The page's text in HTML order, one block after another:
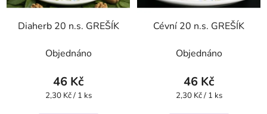
Diaherb 20 n.s. GREŠÍK
Objednáno
46 Kč
Měrná
2,30 Kč / 1 ks
Cévní 20 n.s. GREŠÍK
Objednáno
46 Kč
Měrná
2,30 Kč / 1 ks